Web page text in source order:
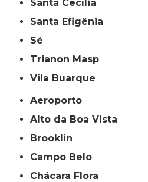
Santa Cecília
Santa Efigênia
Sé
Trianon Masp
Vila Buarque
Aeroporto
Alto da Boa Vista
Brooklin
Campo Belo
Chácara Flora